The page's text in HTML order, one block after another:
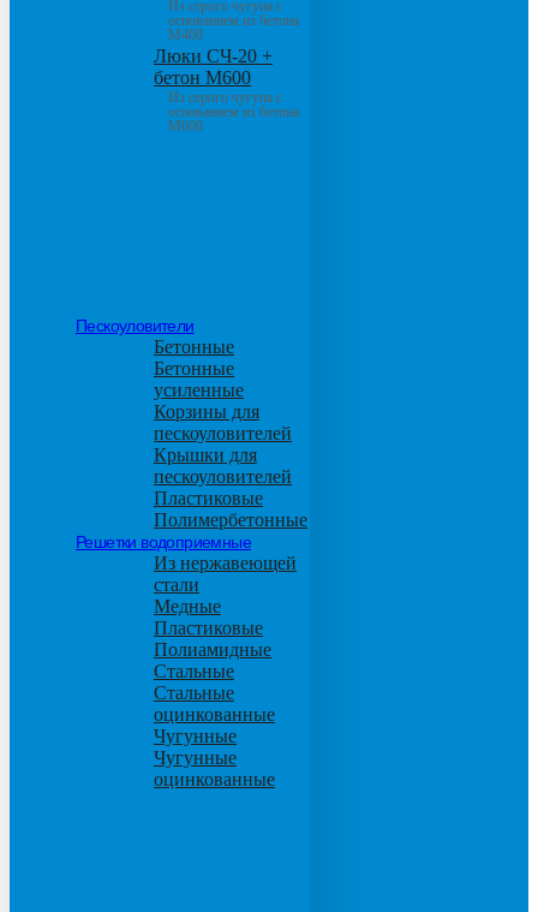
Из серого чугуна с
основанием из бетона
М400
Люки СЧ-20 +
бетон М600
Из серого чугуна с
основанием из бетона
М600
Пескоуловители
Бетонные
Бетонные
усиленные
Корзины для
пескоуловителей
Крышки для
пескоуловителей
Пластиковые
Полимербетонные
Решетки водоприемные
Из нержавеющей
стали
Медные
Пластиковые
Полиамидные
Стальные
Стальные
оцинкованные
Чугунные
Чугунные
оцинкованные